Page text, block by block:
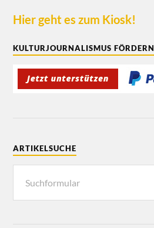
Hier geht es zum Kiosk!
KULTURJOURNALISMUS FÖRDERN
ARTIKELSUCHE